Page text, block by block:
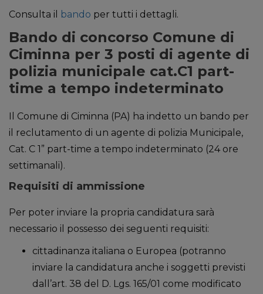
Consulta il bando per tutti i dettagli.
Bando di concorso Comune di
Ciminna per 3 posti di agente di
polizia municipale cat.C1 part-
time a tempo indeterminato
Il Comune di Ciminna (PA) ha indetto un bando per
il reclutamento di un agente di polizia Municipale,
Cat. C 1” part-time a tempo indeterminato (24 ore
settimanali).
Requisiti di ammissione
Per poter inviare la propria candidatura sarà
necessario il possesso dei seguenti requisiti:
cittadinanza italiana o Europea (potranno
inviare la candidatura anche i soggetti previsti
dall’art. 38 del D. Lgs. 165/01 come modificato